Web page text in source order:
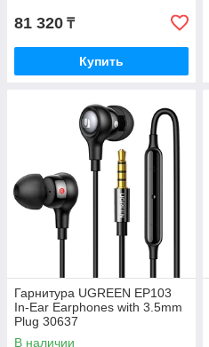
81 320 ₸
Купить
Гарнитура UGREEN EP103
In-Ear Earphones with 3.5mm
Plug 30637
В наличии